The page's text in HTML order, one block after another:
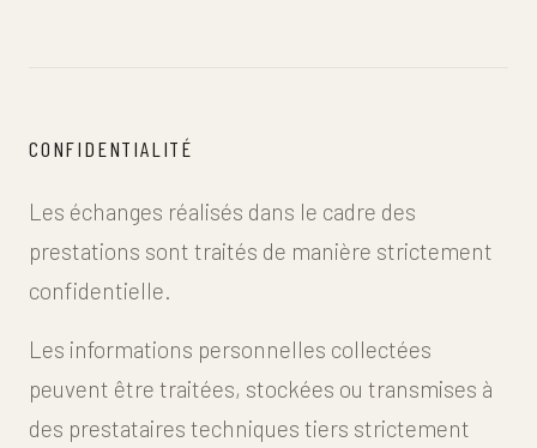
CONFIDENTIALITÉ
Les échanges réalisés dans le cadre des
prestations sont traités de manière strictement
confidentielle.
Les informations personnelles collectées
peuvent être traitées, stockées ou transmises à
des prestataires techniques tiers strictement